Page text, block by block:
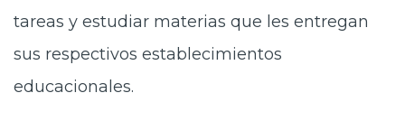
tareas y estudiar materias que les entregan
sus respectivos establecimientos
educacionales.